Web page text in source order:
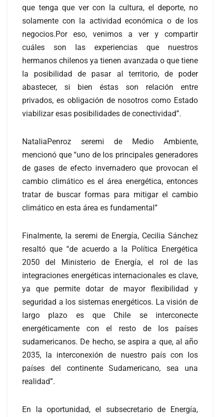
que tenga que ver con la cultura, el deporte, no
solamente con la actividad económica o de los
negocios.Por eso, venimos a ver y compartir
cuáles son las experiencias que nuestros
hermanos chilenos ya tienen avanzada o que tiene
la posibilidad de pasar al territorio, de poder
abastecer, si bien éstas son relación entre
privados, es obligación de nosotros como Estado
viabilizar esas posibilidades de conectividad”.
NataliaPenroz seremi de Medio Ambiente,
mencionó que “uno de los principales generadores
de gases de efecto invernadero que provocan el
cambio climático es el área energética, entonces
tratar de buscar formas para mitigar el cambio
climático en esta área es fundamental”
Finalmente, la seremi de Energía, Cecilia Sánchez
resaltó que “de acuerdo a la Política Energética
2050 del Ministerio de Energía, el rol de las
integraciones energéticas internacionales es clave,
ya que permite dotar de mayor flexibilidad y
seguridad a los sistemas energéticos. La visión de
largo plazo es que Chile se interconecte
energéticamente con el resto de los países
sudamericanos. De hecho, se aspira a que, al año
2035, la interconexión de nuestro país con los
países del continente Sudamericano, sea una
realidad”.
En la oportunidad, el subsecretario de Energía,